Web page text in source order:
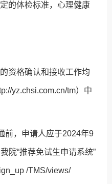
的体检标准，心理健康
资格确认和接收工作均
yz.chsi.com.cn/tm）中
前，申请人应于2024年9
院“推荐免试生申请系统”
/TMS/views/